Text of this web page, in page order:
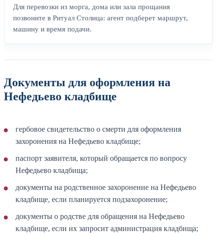
Для перевозки из морга, дома или зала прощания
позвоните в Ритуал Столица: агент подберет маршрут,
машину и время подачи.
Документы для оформления на
Нефедьево кладбище
гербовое свидетельство о смерти для оформления
захоронения на Нефедьево кладбище;
паспорт заявителя, который обращается по вопросу
Нефедьево кладбища;
документы на родственное захоронение на Нефедьево
кладбище, если планируется подзахоронение;
документы о родстве для обращения на Нефедьево
кладбище, если их запросит администрация кладбища;